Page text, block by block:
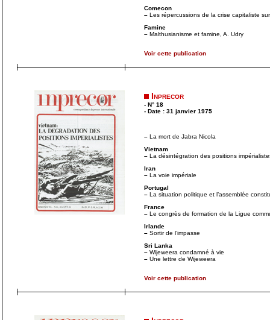
Comecon
– Les répercussions de la crise capitaliste
Famine
– Malthusianisme et famine, A. Udry
Voir cette publication
Inprecor
- N° 18
- Date : 31 janvier 1975
– La mort de Jabra Nicola
Vietnam
– La désintégration des positions
Iran
– La voie impériale
Portugal
– La situation politique et l’assemblée
France
– Le congrès de formation de la Ligue
Irlande
– Sortir de l’impasse
Sri Lanka
– Wijeweera condamné à vie
– Une lettre de Wijeweera
Voir cette publication